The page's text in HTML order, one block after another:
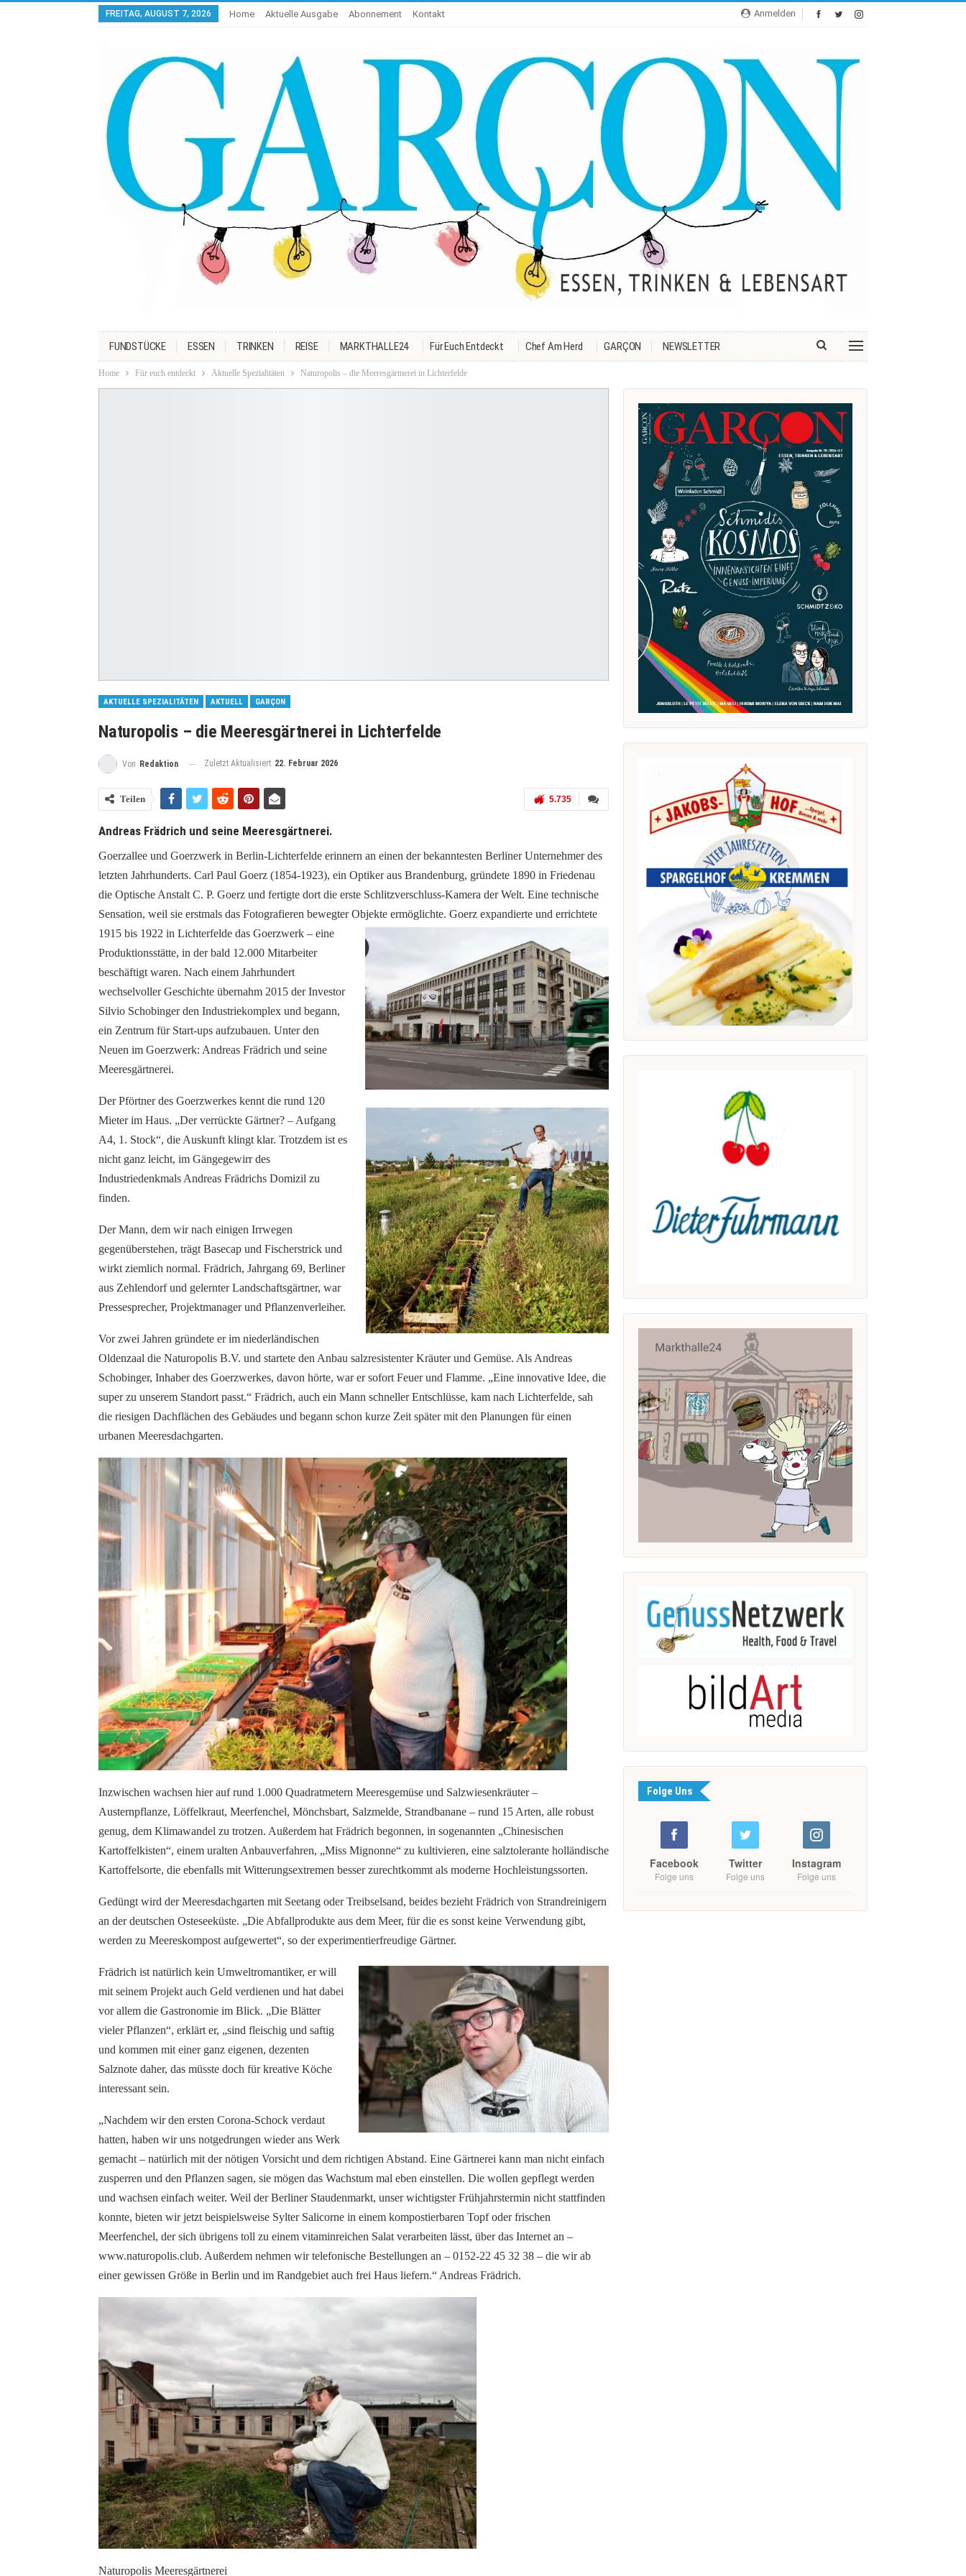
Anmelden
FREITAG, AUGUST 7, 2026 Home Aktuelle Ausgabe Abonnement Kontakt
FUNDSTÜCKE ESSEN TRINKEN REISE MARKTHALLE24 Für Euch Entdeckt Chef Am Herd GARÇON NEWSLETTER
Home Für euch entdeckt Aktuelle Spezialitäten Naturopolis – die Meeresgärtnerei in Lichterfelde
AKTUELLE SPEZIALITÄTEN AKTUELL GARÇON
Naturopolis – die Meeresgärtnerei in Lichterfelde
Von Redaktion Zuletzt Aktualisiert 22. Februar 2026
5.735
Teilen
Andreas Frädrich und seine Meeresgärtnerei.
Goerzallee und Goerzwerk in Berlin-Lichterfelde erinnern an einen der bekanntesten Berliner Unternehmer des
letzten Jahrhunderts. Carl Paul Goerz (1854-1923), ein Optiker aus Brandenburg, gründete 1890 in Friedenau
die Optische Anstalt C. P. Goerz und fertigte dort die erste Schlitzverschluss-Kamera der Welt. Eine technische
Sensation, weil sie erstmals das Fotografieren bewegter Objekte ermöglichte. Goerz expandierte und errichtete
1915 bis 1922 in Lichterfelde das Goerzwerk – eine
Produktionsstätte, in der bald 12.000 Mitarbeiter
beschäftigt waren. Nach einem Jahrhundert
wechselvoller Geschichte übernahm 2015 der Investor
Silvio Schobinger den Industriekomplex und begann,
ein Zentrum für Start-ups aufzubauen. Unter den
Neuen im Goerzwerk: Andreas Frädrich und seine
Meeresgärtnerei.
Der Pförtner des Goerzwerkes kennt die rund 120
Mieter im Haus. „Der verrückte Gärtner? – Aufgang
A4, 1. Stock“, die Auskunft klingt klar. Trotzdem ist es
nicht ganz leicht, im Gängegewirr des
Industriedenkmals Andreas Frädrichs Domizil zu
finden.
Der Mann, dem wir nach einigen Irrwegen
gegenüberstehen, trägt Basecap und Fischerstrick und
wirkt ziemlich normal. Frädrich, Jahrgang 69, Berliner
aus Zehlendorf und gelernter Landschaftsgärtner, war
Pressesprecher, Projektmanager und Pflanzenverleiher.
Vor zwei Jahren gründete er im niederländischen
Oldenzaal die Naturopolis B.V. und startete den Anbau salzresistenter Kräuter und Gemüse. Als Andreas
Schobinger, Inhaber des Goerzwerkes, davon hörte, war er sofort Feuer und Flamme. „Eine innovative Idee, die
super zu unserem Standort passt.“ Frädrich, auch ein Mann schneller Entschlüsse, kam nach Lichterfelde, sah
die riesigen Dachflächen des Gebäudes und begann schon kurze Zeit später mit den Planungen für einen
urbanen Meeresdachgarten.
Inzwischen wachsen hier auf rund 1.000 Quadratmetern Meeresgemüse und Salzwiesenkräuter –
Austernpflanze, Löffelkraut, Meerfenchel, Mönchsbart, Salzmelde, Strandbanane – rund 15 Arten, alle robust
genug, dem Klimawandel zu trotzen. Außerdem hat Frädrich begonnen, in sogenannten „Chinesischen
Kartoffelkisten“, einem uralten Anbauverfahren, „Miss Mignonne“ zu kultivieren, eine salztolerante holländische
Kartoffelsorte, die ebenfalls mit Witterungsextremen besser zurechtkommt als moderne Hochleistungssorten.
Gedüngt wird der Meeresdachgarten mit Seetang oder Treibselsand, beides bezieht Frädrich von Strandreinigern
an der deutschen Osteseeküste. „Die Abfallprodukte aus dem Meer, für die es sonst keine Verwendung gibt,
werden zu Meereskompost aufgewertet“, so der experimentierfreudige Gärtner.
Frädrich ist natürlich kein Umweltromantiker, er will
mit seinem Projekt auch Geld verdienen und hat dabei
vor allem die Gastronomie im Blick. „Die Blätter
vieler Pflanzen“, erklärt er, „sind fleischig und saftig
und kommen mit einer ganz eigenen, dezenten
Salznote daher, das müsste doch für kreative Köche
interessant sein.
„Nachdem wir den ersten Corona-Schock verdaut
hatten, haben wir uns notgedrungen wieder ans Werk
gemacht – natürlich mit der nötigen Vorsicht und dem richtigen Abstand. Eine Gärtnerei kann man nicht einfach
zusperren und den Pflanzen sagen, sie mögen das Wachstum mal eben einstellen. Die wollen gepflegt werden
und wachsen einfach weiter. Weil der Berliner Staudenmarkt, unser wichtigster Frühjahrstermin nicht stattfinden
konnte, bieten wir jetzt beispielsweise Sylter Salicorne in einem kompostierbaren Topf oder frischen
Meerfenchel, der sich übrigens toll zu einem vitaminreichen Salat verarbeiten lässt, über das Internet an –
www.naturopolis.club. Außerdem nehmen wir telefonische Bestellungen an – 0152-22 45 32 38 – die wir ab
einer gewissen Größe in Berlin und im Randgebiet auch frei Haus liefern.“ Andreas Frädrich.
Naturopolis Meeresgärtnerei
Folge Uns
Facebook
Folge uns
Twitter
Folge uns
Instagram
Folge uns